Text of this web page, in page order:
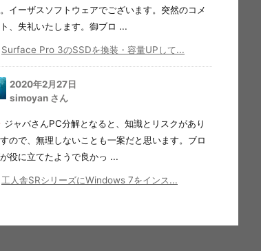
イーザスソフトウェアでございます。突然のコメ
、失礼いたします。御ブロ ...
Surface Pro 3のSSDを換装・容量UPして...
2020年2月27日
simoyan さん
ジャバさんPC分解となると、知識とリスクがあり
すので、無理しないことも一案だと思います。ブロ
役に立てたようで良かっ ...
工人舎SRシリーズにWindows 7をインス...